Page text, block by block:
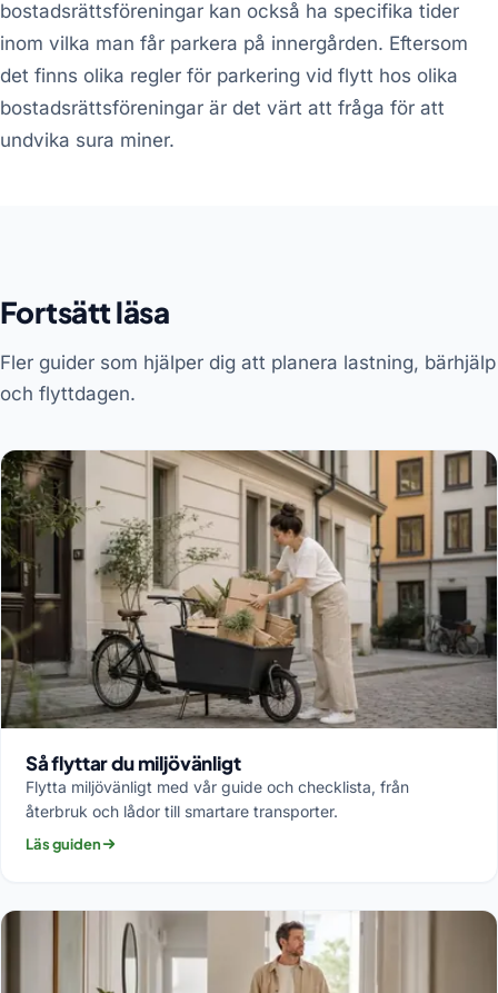
bostadsrättsföreningar kan också ha specifika tider
inom vilka man får parkera på innergården. Eftersom
det finns olika regler för parkering vid flytt hos olika
bostadsrättsföreningar är det värt att fråga för att
undvika sura miner.
Fortsätt läsa
Fler guider som hjälper dig att planera lastning, bärhjälp
och flyttdagen.
Så flyttar du miljövänligt
Flytta miljövänligt med vår guide och checklista, från
återbruk och lådor till smartare transporter.
Läs guiden